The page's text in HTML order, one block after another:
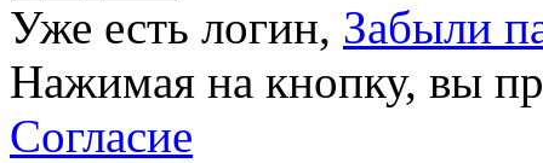
Уже есть логин, Забыли
Нажимая на кнопку, вы
Согласие